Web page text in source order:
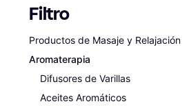
Filtro
Productos de Masaje y Relajación
Aromaterapia
Difusores de Varillas
Aceites Aromáticos